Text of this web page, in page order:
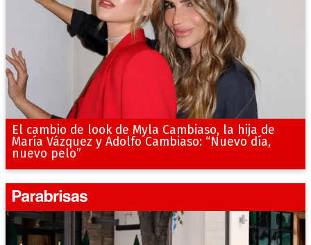
El cambio de look de Myla Cambiaso, la hija de
María Vázquez y Adolfo Cambiaso: “Nuevo día,
nuevo pelo”